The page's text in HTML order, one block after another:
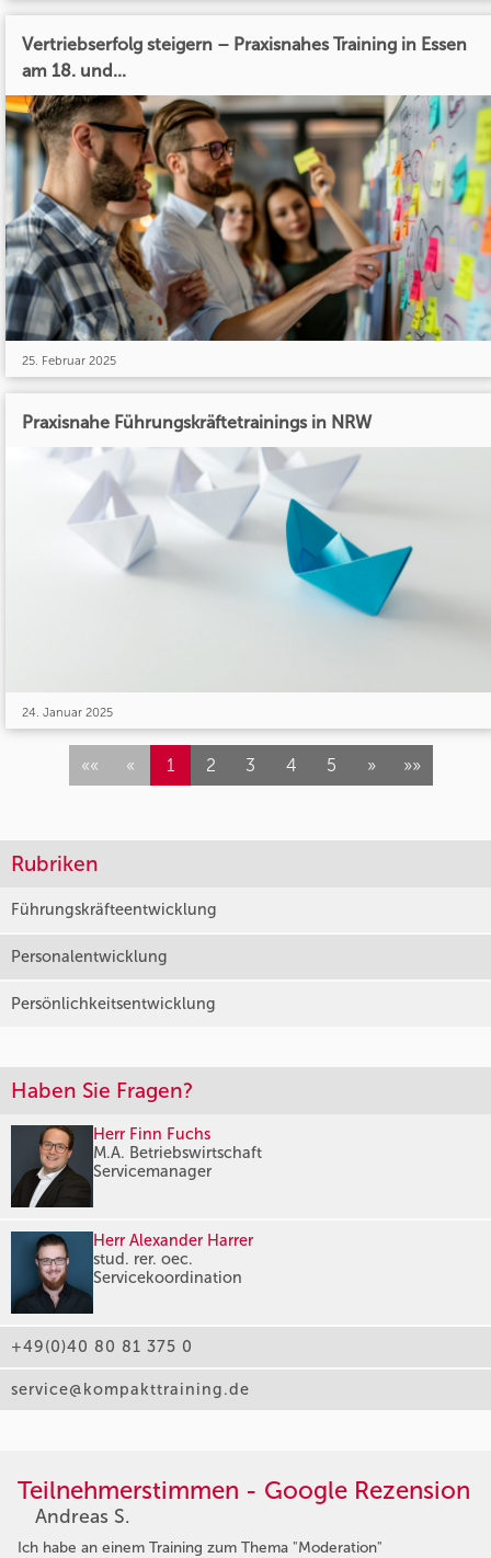
Rubriken
Führungskräfteentwicklung
Personalentwicklung
Persönlichkeitsentwicklung
Haben Sie Fragen?
Herr Finn Fuchs
M.A. Betriebswirtschaft
Servicemanager
Herr Alexander Harrer
stud. rer. oec.
Servicekoordination
+49(0)40 80 81 375 0
service@kompakttraining.de
Vertriebserfolg steigern – Praxisnahes Training in Essen
am 18. und...
25. Februar 2025
Praxisnahe Führungskräftetrainings in NRW
24. Januar 2025
«« « 1 2 3 4 5 » »»
Teilnehmerstimmen - Google Rezension
Andreas S.
Ich habe an einem Training zum Thema "Moderation"